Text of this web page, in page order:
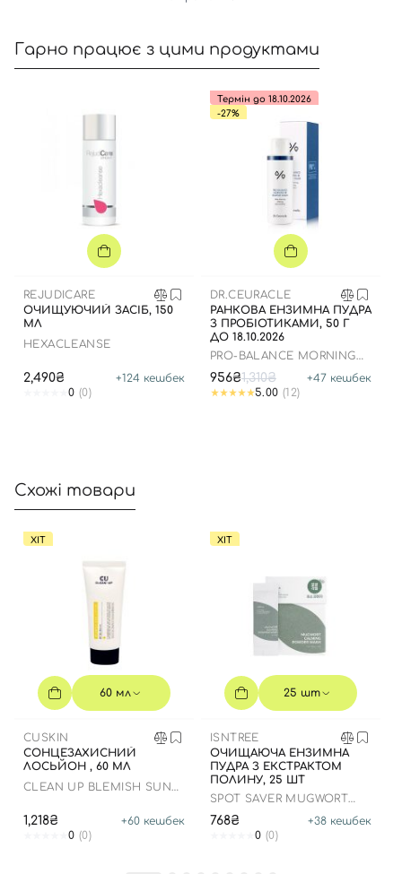
Гарно працює з цими продуктами
REJUDICARE
ОЧИЩУЮЧИЙ ЗАСІБ, 150
МЛ
HEXACLEANSE
2,490₴ +124 кешбек
0 (0)
Термін до 18.10.2026
-27%
DR.CEURACLE
РАНКОВА ЕНЗИМНА ПУДРА
З ПРОБІОТИКАМИ, 50 Г
ДО 18.10.2026
PRO-BALANCE MORNING
956₴1,310₴ +47 кешбек
5.00 (12)
Схожі товари
ХІТ
60 мл
CUSKIN
СОНЦЕЗАХИСНИЙ
ЛОСЬЙОН , 60 МЛ
CLEAN UP BLEMISH SUN
1,218₴ +60 кешбек
0 (0)
ХІТ
25 шт
ISNTREE
ОЧИЩАЮЧА ЕНЗИМНА
ПУДРА З ЕКСТРАКТОМ
ПОЛИНУ, 25 ШТ
SPOT SAVER MUGWORT
768₴ +38 кешбек
0 (0)
Вхід Реєстрація
Номер телефону
Відправляючи форму для авторизації/реєстрації ви
приймаєте умовиУгоди користувача
Далі
Увійти за допомогою e-mail